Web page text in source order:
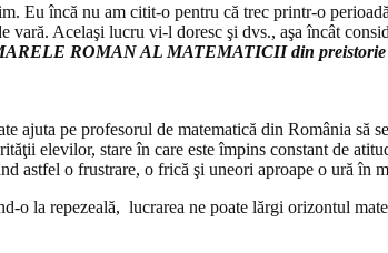
Eu încă nu am citit-o pentru că trec printr-o
Acelaşi lucru vi-l doresc şi dvs., aşa încât
ROMAN AL MATEMATICII din preistorie
ajuta pe profesorul de matematică din România să
elevilor, stare în care este împins constant de
astfel o frustrare, o frică şi uneori aproape o ură în
o la repezeală, lucrarea ne poate lărgi orizontul